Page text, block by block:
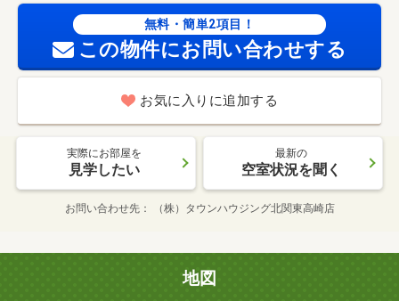
無料・簡単2項目！
この物件にお問い合わせする
お気に入りに追加する
実際にお部屋を
見学したい
最新の
空室状況を聞く
お問い合わせ先 （株）タウンハウジング北関東高崎店
地図